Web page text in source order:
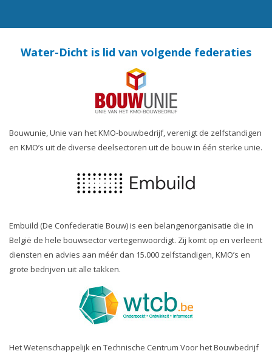
Water-Dicht is lid van volgende federaties
Bouwunie, Unie van het KMO-bouwbedrijf, verenigt de zelfstandigen
en KMO’s uit de diverse deelsectoren uit de bouw in één sterke unie.
Embuild (De Confederatie Bouw) is een belangenorganisatie die in
België de hele bouwsector vertegenwoordigt. Zij komt op en verleent
diensten en advies aan méér dan 15.000 zelfstandigen, KMO’s en
grote bedrijven uit alle takken.
Het Wetenschappelijk en Technische Centrum Voor het Bouwbedrijf